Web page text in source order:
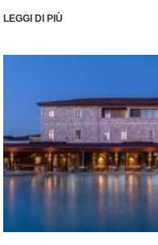
LEGGI DI PIÙ